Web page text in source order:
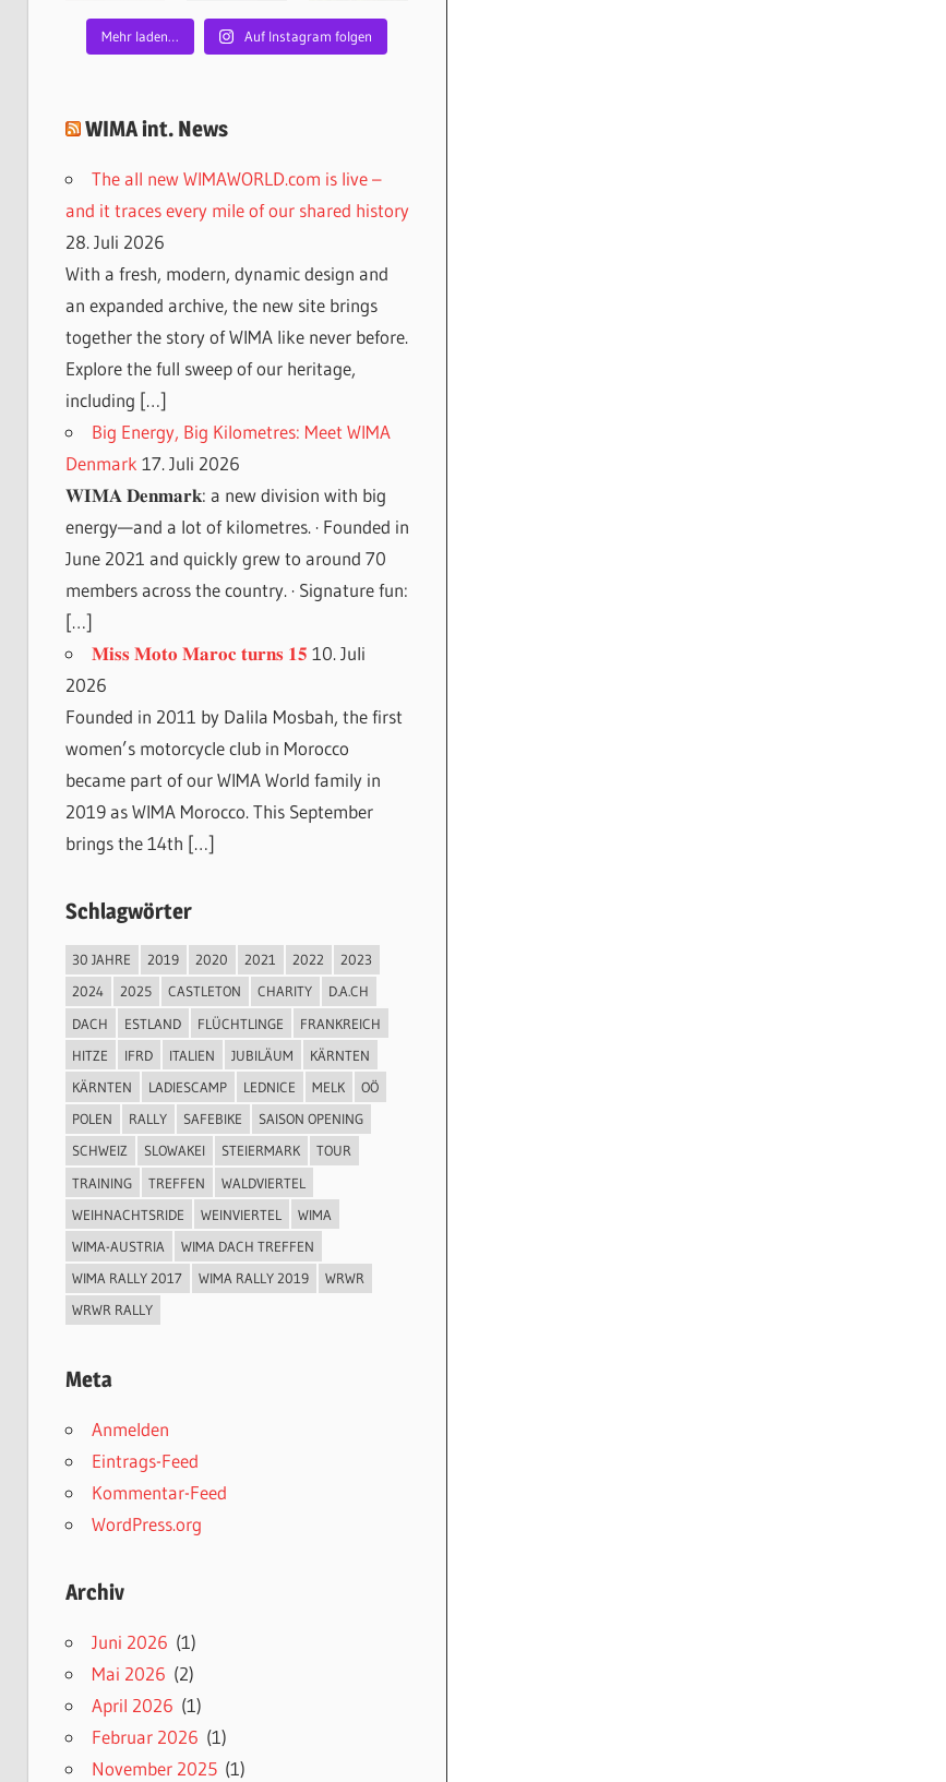
Mehr laden… Auf Instagram folgen
WIMA int. News
The all new WIMAWORLD.com is live –
and it traces every mile of our shared history
28. Juli 2026
With a fresh, modern, dynamic design and
an expanded archive, the new site brings
together the story of WIMA like never before.
Explore the full sweep of our heritage,
including […]
Big Energy, Big Kilometres: Meet WIMA
Denmark 17. Juli 2026
𝐖𝐈𝐌𝐀 𝐃𝐞𝐧𝐦𝐚𝐫𝐤: a new division with big
energy—and a lot of kilometres. · Founded in
June 2021 and quickly grew to around 70
members across the country. · Signature fun:
[…]
𝐌𝐢𝐬𝐬 𝐌𝐨𝐭𝐨 𝐌𝐚𝐫𝐨𝐜 𝐭𝐮𝐫𝐧𝐬 𝟏𝟓 10. Juli
2026
Founded in 2011 by Dalila Mosbah, the first
women’s motorcycle club in Morocco
became part of our WIMA World family in
2019 as WIMA Morocco. This September
brings the 14th […]
Schlagwörter
30 JAHRE 2019 2020 2021 2022
2023
2024
2025 CASTLETON CHARITY
D.A.CH
DACH
ESTLAND FLÜCHTLINGE
FRANKREICH
HITZE
IFRD ITALIEN JUBILÄUM
KÄRNTEN
KÄRNTEN
LADIESCAMP LEDNICE MELK
OÖ
POLEN
RALLY SAFEBIKE
SAISON OPENING
SCHWEIZ
SLOWAKEI STEIERMARK
TOUR
TRAINING
TREFFEN
WALDVIERTEL
WEIHNACHTSRIDE
WEINVIERTEL
WIMA
WIMA-AUSTRIA
WIMA DACH TREFFEN
WIMA RALLY 2017
WIMA RALLY 2019
WRWR
WRWR RALLY
Meta
Anmelden
Eintrags-Feed
Kommentar-Feed
WordPress.org
Archiv
Juni 2026 (1)
Mai 2026 (2)
April 2026 (1)
Februar 2026 (1)
November 2025(1)